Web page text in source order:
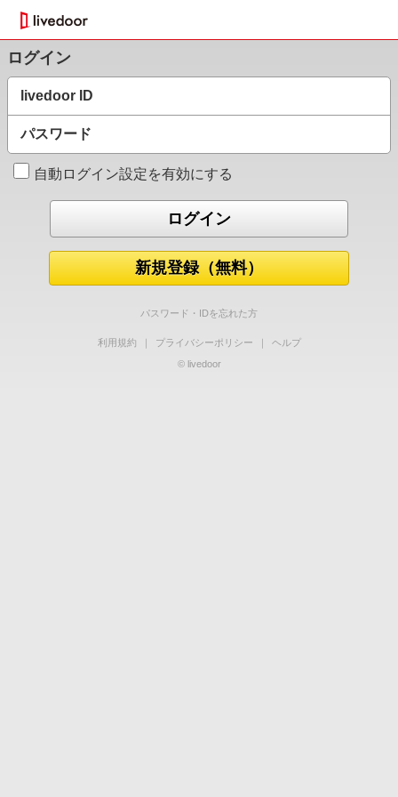
ログイン
livedoor ID
パスワード
自動ログイン設定を有効にする
新規登録（無料）
パスワード・IDを忘れた方
利用規約 ｜ プライバシーポリシー ｜
ヘルプ
© livedoor